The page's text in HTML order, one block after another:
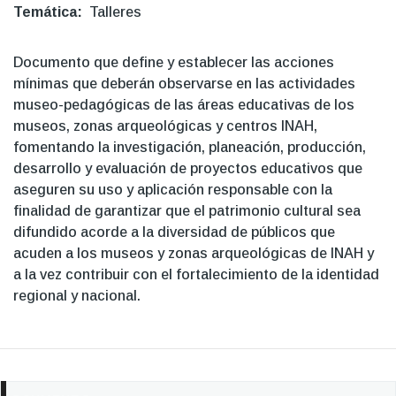
Temática Talleres
Documento que define y establecer las acciones
mínimas que deberán observarse en las actividades
museo-pedagógicas de las áreas educativas de los
museos, zonas arqueológicas y centros INAH,
fomentando la investigación, planeación, producción,
desarrollo y evaluación de proyectos educativos que
aseguren su uso y aplicación responsable con la
finalidad de garantizar que el patrimonio cultural sea
difundido acorde a la diversidad de públicos que
acuden a los museos y zonas arqueológicas de INAH y
a la vez contribuir con el fortalecimiento de la identidad
regional y nacional.